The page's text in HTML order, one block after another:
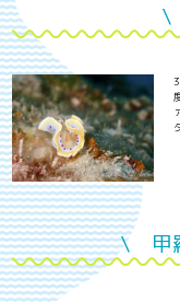
\
\ 甲